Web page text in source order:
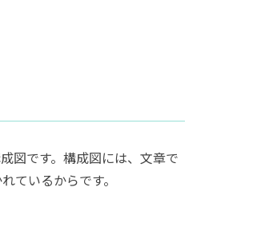
図です。構成図には、文章で
ているからです。